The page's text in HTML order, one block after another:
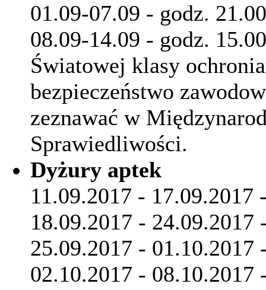
01.09-07.09 - godz. 21.00
08.09-14.09 - godz. 15.00
Światowej klasy
bezpieczeństwo
zeznawać w
Sprawiedliwości.
Dyżury aptek
11.09.2017 -
18.09.2017 -
25.09.2017 - 01.10.2017
02.10.2017 -